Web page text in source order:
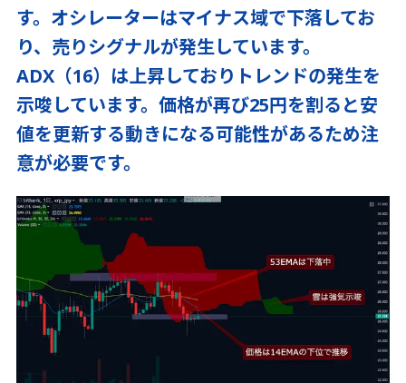
す。オシレーターはマイナス域で下落してお
り、売りシグナルが発生しています。
ADX（16）は上昇しておりトレンドの発生を
示唆しています。価格が再び25円を割ると安
値を更新する動きになる可能性があるため注
意が必要です。